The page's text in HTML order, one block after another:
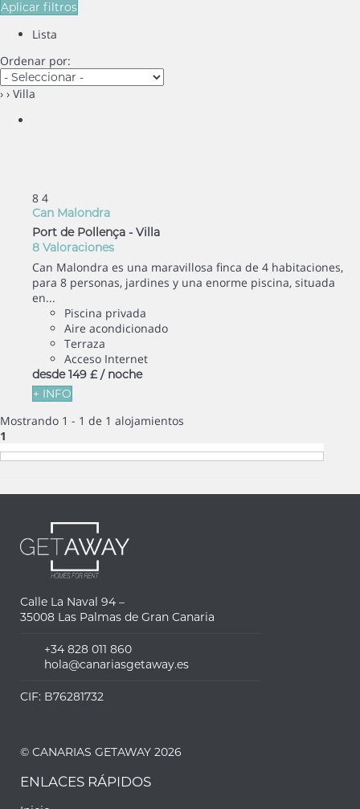
Aplicar filtros
Lista
Ordenar por:
› › Villa
8 4
Can Malondra
Port de Pollença - Villa
8 Valoraciones
Can Malondra es una maravillosa finca de 4 habitaciones,
para 8 personas, jardines y una enorme piscina, situada
en...
Piscina privada
Aire acondicionado
Terraza
Acceso Internet
desde 149 £ / noche
+ INFO
Mostrando 1 - 1 de 1 alojamientos
1
Calle La Naval 94 –
35008 Las Palmas de Gran Canaria
+34 828 011 860
hola@canariasgetaway.es
CIF: B76281732
© CANARIAS GETAWAY 2026
ENLACES RÁPIDOS